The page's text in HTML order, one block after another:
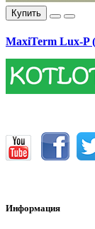
Купить
MaxiTerm Lux-P
17400.00 грн.
Информация